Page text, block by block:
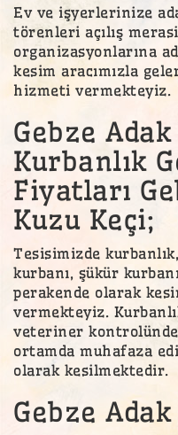
Ev ve işyerlerinize
törenleri açılış
organizasyonlarına
kesim aracımızla
hizmeti vermekteyiz.
Gebze
Kurbanlık
Fiyatları
Kuzu Keçi;
Tesisimizde
kurbanı, şükür
perakende olarak
vermekteyiz.
veteriner
ortamda muhafaza
olarak kesilmektedir.
Gebze